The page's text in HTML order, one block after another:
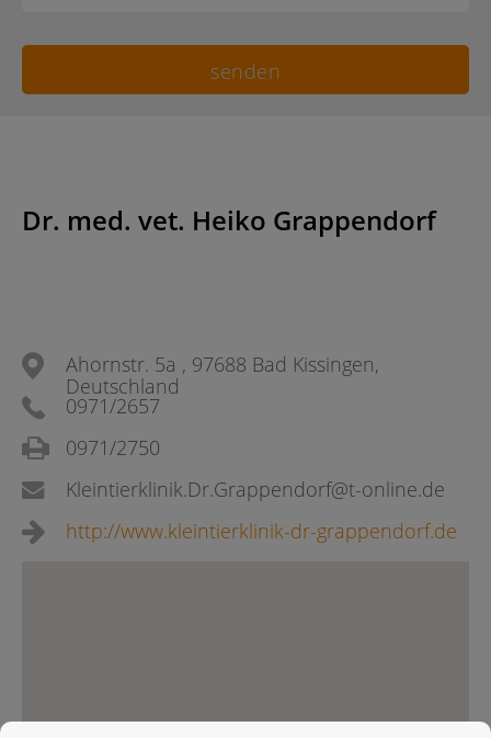
Dr. med. vet. Heiko Grappendorf
Ahornstr. 5a , 97688 Bad Kissingen,
Deutschland
0971/2657
0971/2750
Kleintierklinik.Dr.Grappendorf@t-online.de
http://www.kleintierklinik-dr-grappendorf.de